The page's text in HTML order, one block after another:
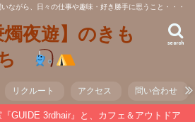
ながら、日々の仕事や趣味・好き勝手に思うこと・・・
燭夜遊】のきも
search
リクルート アクセス 問い合わせ
GUIDE 3rdhair』と、カフェ＆アウトドア